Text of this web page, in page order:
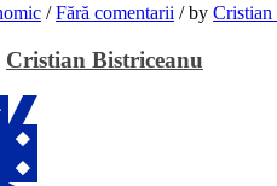
/ Fără comentarii /by Cristian
Cristian Bistriceanu